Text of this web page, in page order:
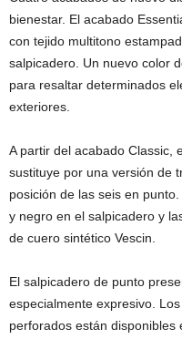
bienestar. El acabado
con tejido multitono
salpicadero. Un nuevo color
para resaltar determinados
exteriores.
A partir del acabado Classic,
sustituye por una versión de
posición de las seis en
y negro en el salpicadero y
de cuero sintético Vescin.
El salpicadero de punto
especialmente expresivo.
perforados están